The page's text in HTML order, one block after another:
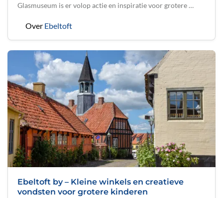
Glasmuseum is er volop actie en inspiratie voor grotere …
Over Ebeltoft
Ebeltoft by – Kleine winkels en creatieve
vondsten voor grotere kinderen